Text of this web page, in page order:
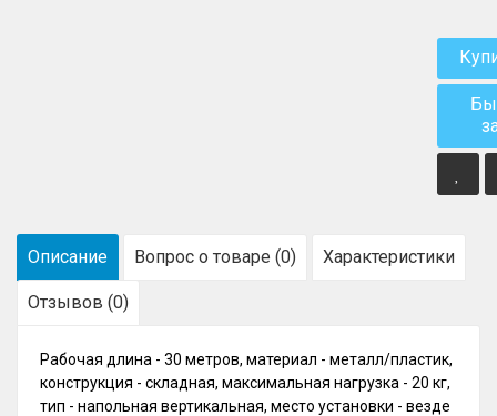
Описание Вопрос о товаре (0) Характеристики
Отзывов (0)
Рабочая длина - 30 метров, материал - металл/пластик,
конструкция - складная, максимальная нагрузка - 20 кг,
тип - напольная вертикальная, место установки - везде